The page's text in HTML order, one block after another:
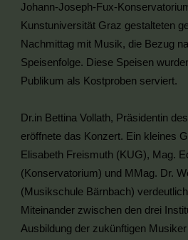
Johann-Joseph-Fux-
Kunstuniversität Graz gestalteten
Nachmittag mit Musik, die Bezug
Speisenfolge. Diese Speisen
Publikum als Kostproben serviert.
Dr.in Bettina Vollath, Präsidentin
eröffnete das Konzert. Ein kleines
Elisabeth Freismuth (KUG), Mag.
(Konservatorium) und MMag. Dr.
(Musikschule Bärnbach)
Miteinander zwischen den drei
Ausbildung der zukünftigen